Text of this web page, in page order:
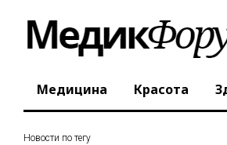
Медицина Красота
Новости по тегу